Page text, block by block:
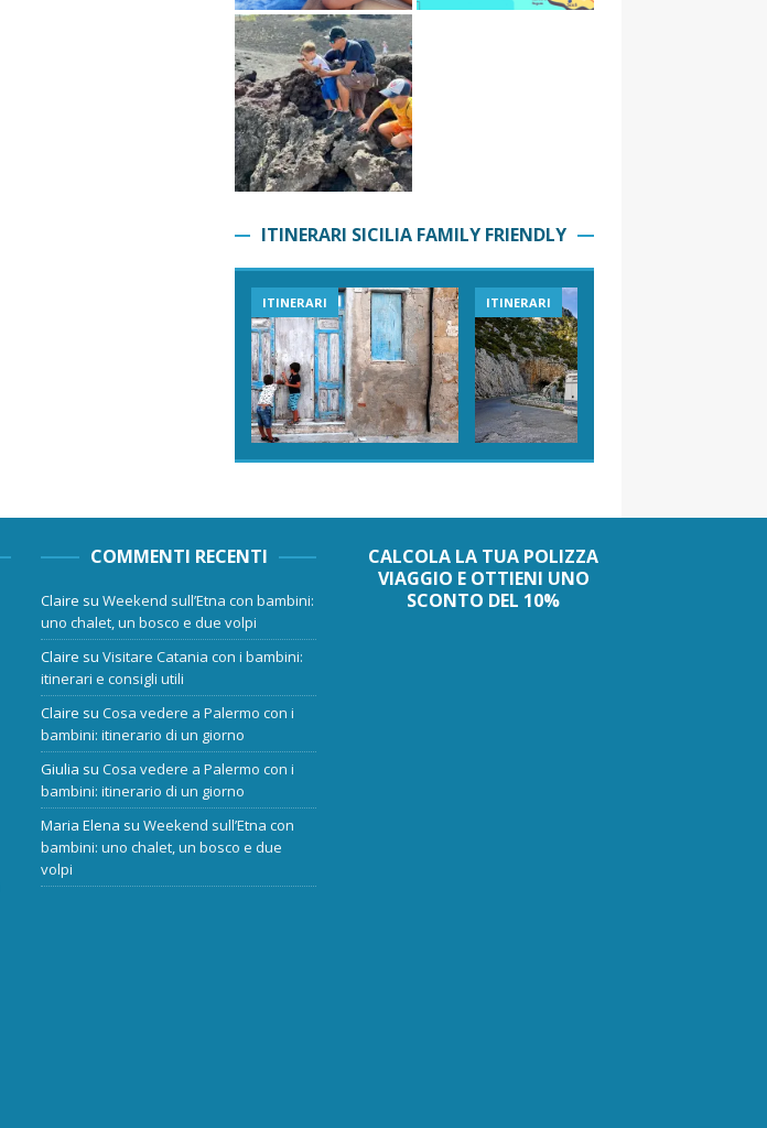
ITINERARI SICILIA FAMILY FRIENDLY
ITINERARI ITINERARI
COMMENTI RECENTI
Claire suWeekend sull’Etna con bambini:
uno chalet, un bosco e due volpi
Claire suVisitare Catania con i bambini:
itinerari e consigli utili
Claire suCosa vedere a Palermo con i
bambini: itinerario di un giorno
Giulia suCosa vedere a Palermo con i
bambini: itinerario di un giorno
Maria Elena suWeekend sull’Etna con
bambini: uno chalet, un bosco e due
volpi
CALCOLA LA TUA POLIZZA
VIAGGIO E OTTIENI UNO
SCONTO DEL 10%